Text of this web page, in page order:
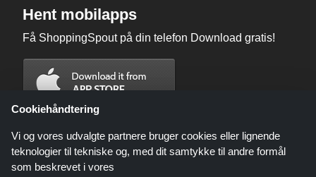
Hent mobilapps
Få ShoppingSpout på din telefon Download gratis!
Cookiehåndtering
Vi og vores udvalgte partnere bruger cookies eller lignende
teknologier til tekniske og, med dit samtykke til andre formål
som beskrevet i vores